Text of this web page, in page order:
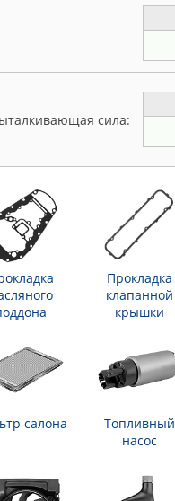
сила:
Прокладка
клапанной
крышки
салона
Топливный
насос